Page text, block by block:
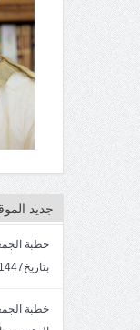
جديد
بتاريخ4/3/1447. سماحة الشيخ مصطفى المرهون